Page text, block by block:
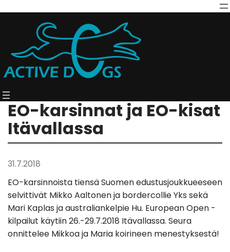
EO-karsinnat ja EO-kisat
Itävallassa
31.7.2018
EO-karsinnoista tiensä Suomen edustusjoukkueeseen
selvittivät Mikko Aaltonen ja bordercollie Yks sekä
Mari Kaplas ja australiankelpie Hu. European Open -
kilpailut käytiin 26.-29.7.2018 Itävallassa. Seura
onnittelee Mikkoa ja Maria koirineen menestyksestä!